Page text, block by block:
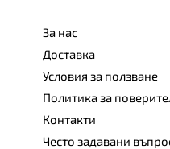
За нас
Доставка
Условия за ползване
Политика за
Контакти
Често задавани